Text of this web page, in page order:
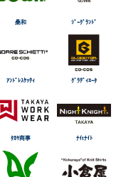
桑和 ｼﾞｰｸﾞﾗﾝﾄﾞ
ｱﾝﾄﾞﾚｽｹｯﾃｨ ｸﾞﾗﾃﾞｨｴｰﾀ
ﾀｶﾔ商事 ﾅｲtﾅｲﾄ